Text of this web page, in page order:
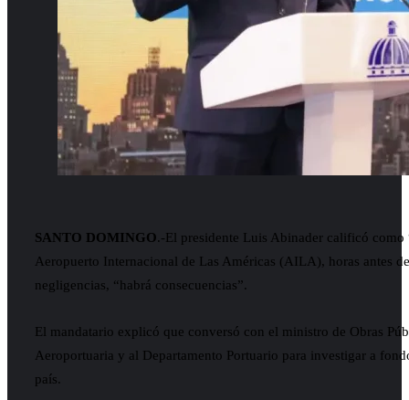
SANTO DOMINGO.-El presidente Luis Abinader calificó
Aeropuerto Internacional de Las Américas (AILA), horas antes
negligencias, “habrá consecuencias”.
El mandatario explicó que conversó con el ministro de Obras
Aeroportuaria y al Departamento Portuario para investigar a
país.